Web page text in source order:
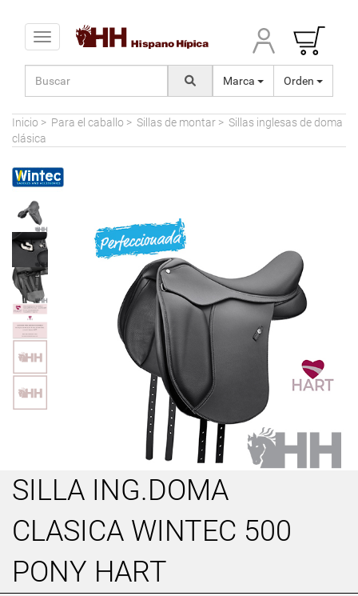
Toggle navigation
Marca Orden
Inicio > Para el caballo > Sillas de montar > Sillas inglesas de doma
clásica
SILLA ING.DOMA
CLASICA WINTEC 500
PONY HART